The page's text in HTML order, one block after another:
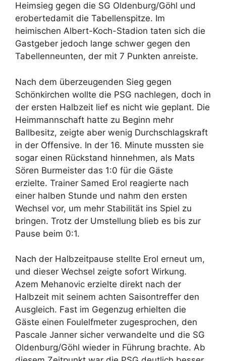
Heimsieg gegen die SG Oldenburg/Göhl und
erobertedamit die Tabellenspitze. Im
heimischen Albert-Koch-Stadion taten sich die
Gastgeber jedoch lange schwer gegen den
Tabellenneunten, der mit 7 Punkten anreiste.
Nach dem überzeugenden Sieg gegen
Schönkirchen wollte die PSG nachlegen, doch in
der ersten Halbzeit lief es nicht wie geplant. Die
Heimmannschaft hatte zu Beginn mehr
Ballbesitz, zeigte aber wenig Durchschlagskraft
in der Offensive. In der 16. Minute mussten sie
sogar einen Rückstand hinnehmen, als Mats
Sören Burmeister das 1:0 für die Gäste
erzielte. Trainer Samed Erol reagierte nach
einer halben Stunde und nahm den ersten
Wechsel vor, um mehr Stabilität ins Spiel zu
bringen. Trotz der Umstellung blieb es bis zur
Pause beim 0:1.
Nach der Halbzeitpause stellte Erol erneut um,
und dieser Wechsel zeigte sofort Wirkung.
Azem Mehanovic erzielte direkt nach der
Halbzeit mit seinem achten Saisontreffer den
Ausgleich. Fast im Gegenzug erhielten die
Gäste einen Foulelfmeter zugesprochen, den
Pascale Janner sicher verwandelte und die SG
Oldenburg/Göhl wieder in Führung brachte. Ab